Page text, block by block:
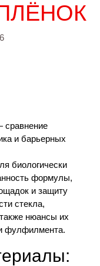
биологически
формулы,
и защиту
стекла,
нюансы их
фулфилмента.